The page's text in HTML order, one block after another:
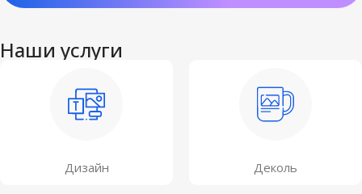
Наши услуги
Дизайн Деколь